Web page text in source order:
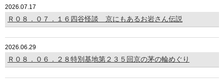
2026.07.17
Ｒ０８．０７．１６四谷怪談 京にもあるお岩さん伝説
2026.06.29
Ｒ０８．０６．２８特別基地第２３５回京の茅の輪めぐり